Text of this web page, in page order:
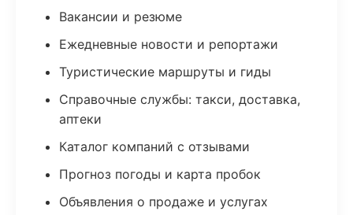
Вакансии и резюме
Ежедневные новости и репортажи
Туристические маршруты и гиды
Справочные службы: такси, доставка,
аптеки
Каталог компаний с отзывами
Прогноз погоды и карта пробок
Объявления о продаже и услугах